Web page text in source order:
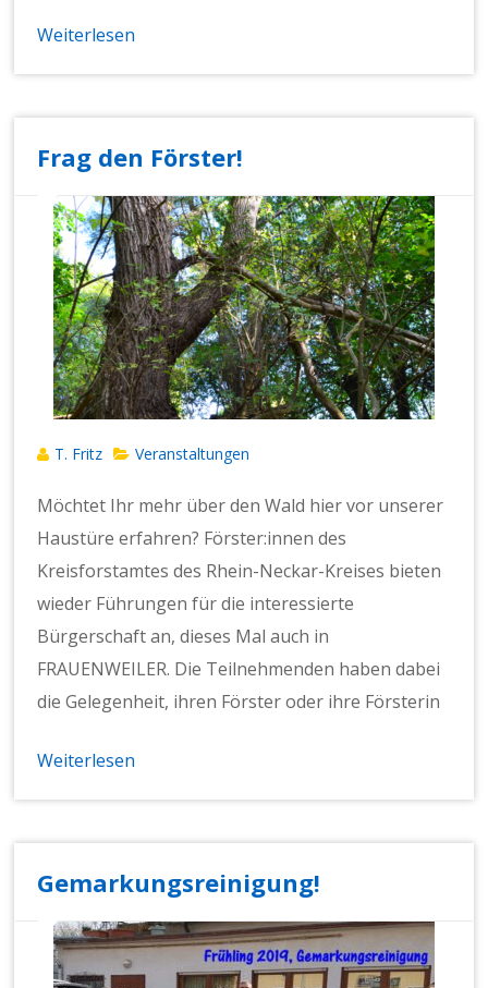
Weiterlesen
Frag den Förster!
T. Fritz Veranstaltungen
Möchtet Ihr mehr über den Wald hier vor unserer
Haustüre erfahren? Förster:innen des
Kreisforstamtes des Rhein-Neckar-Kreises bieten
wieder Führungen für die interessierte
Bürgerschaft an, dieses Mal auch in
FRAUENWEILER. Die Teilnehmenden haben dabei
die Gelegenheit, ihren Förster oder ihre Försterin
Weiterlesen
Gemarkungsreinigung!